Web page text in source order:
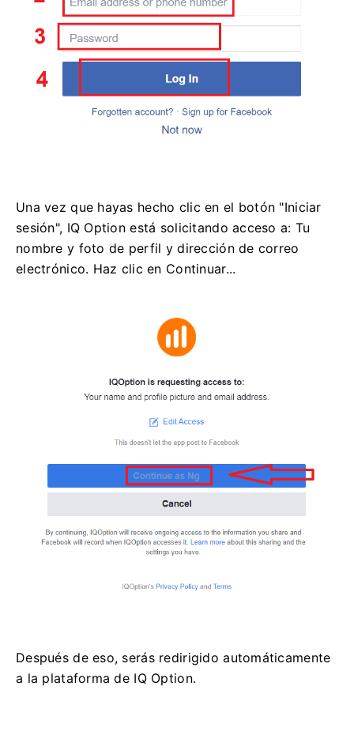
Una vez que hayas hecho clic en el botón "Iniciar
sesión", IQ Option está solicitando acceso a: Tu
nombre y foto de perfil y dirección de correo
electrónico. Haz clic en Continuar...
Después de eso, serás redirigido automáticamente
a la plataforma de IQ Option.